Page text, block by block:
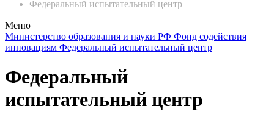
Федеральный испытательный центр
Меню
Министерство образования и науки РФ Фонд содействия
инновациям Федеральный испытательный центр
Федеральный
испытательный центр